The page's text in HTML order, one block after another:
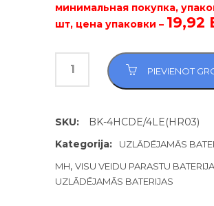
минимальная покупка,
шт, цена упаковки – 19,92
PIEVIENOT
SKU:
BK-4HCDE/4LE(HR03)
Kategorija:
UZLĀDĒJAMĀS
MH, VISU VEIDU PARASTU
UZLĀDĒJAMĀS BATERIJAS